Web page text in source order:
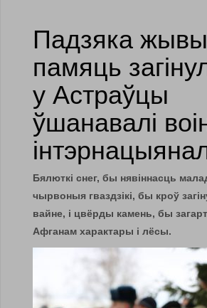
Падзяка
памяць
у Астраўцы
ўшанавалі
Бялюткі снег, бы нявіннасць
чырвоныя гваздзікі, бы кроў
вайне, і цвёрды камень, бы
Афганам характары і лёсы.